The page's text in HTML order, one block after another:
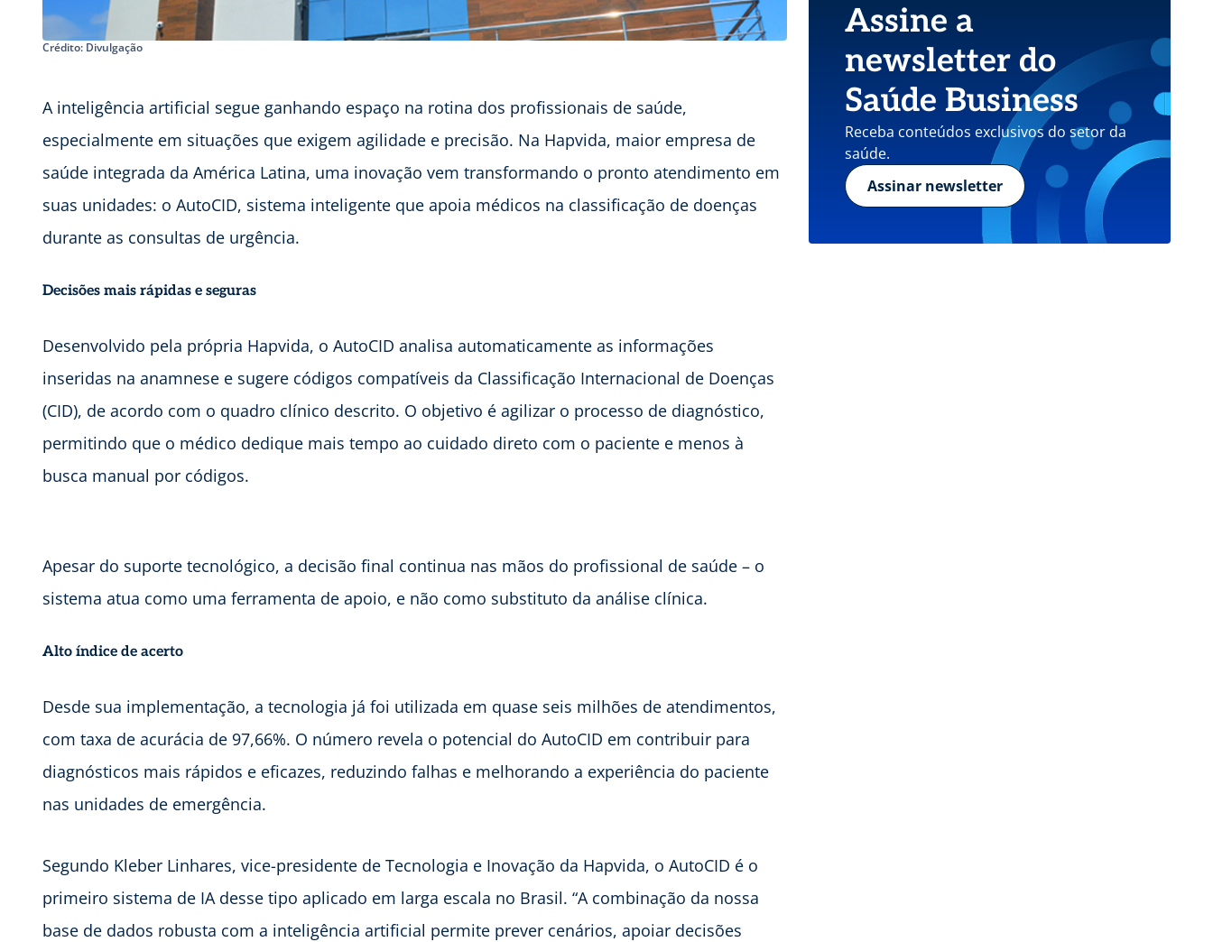
Crédito: Divulgação
A inteligência artificial segue ganhando espaço na rotina dos profissionais de saúde,
especialmente em situações que exigem agilidade e precisão. Na Hapvida, maior empresa de
saúde integrada da América Latina, uma inovação vem transformando o pronto atendimento em
suas unidades: o AutoCID, sistema inteligente que apoia médicos na classificação de doenças
durante as consultas de urgência.
Decisões mais rápidas e seguras
Desenvolvido pela própria Hapvida, o AutoCID analisa automaticamente as informações
inseridas na anamnese e sugere códigos compatíveis da Classificação Internacional de Doenças
(CID), de acordo com o quadro clínico descrito. O objetivo é agilizar o processo de diagnóstico,
permitindo que o médico dedique mais tempo ao cuidado direto com o paciente e menos à
busca manual por códigos.
Apesar do suporte tecnológico, a decisão final continua nas mãos do profissional de saúde – o
sistema atua como uma ferramenta de apoio, e não como substituto da análise clínica.
Alto índice de acerto
Desde sua implementação, a tecnologia já foi utilizada em quase seis milhões de atendimentos,
com taxa de acurácia de 97,66%. O número revela o potencial do AutoCID em contribuir para
diagnósticos mais rápidos e eficazes, reduzindo falhas e melhorando a experiência do paciente
nas unidades de emergência.
Segundo Kleber Linhares, vice-presidente de Tecnologia e Inovação da Hapvida, o AutoCID é o
primeiro sistema de IA desse tipo aplicado em larga escala no Brasil. “A combinação da nossa
base de dados robusta com a inteligência artificial permite prever cenários, apoiar decisões
Assine a
newsletter do
Saúde Business
Receba conteúdos exclusivos do setor da
saúde.
Assinar newsletter